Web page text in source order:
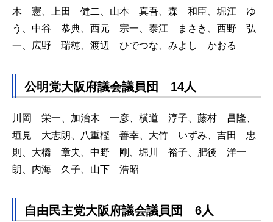
木 憲、上田 健二、山本 真吾、森 和臣、堀江 ゆ
う、中谷 恭典、西元 宗一、泰江 まさき、西野 弘
一、広野 瑞穂、渡辺 ひでつな、みよし かおる
公明党大阪府議会議員団 14人
川岡 栄一、加治木 一彦、横道 淳子、藤村 昌隆、
垣見 大志朗、八重樫 善幸、大竹 いずみ、吉田 忠
則、大橋 章夫、中野 剛、堀川 裕子、肥後 洋一
朗、内海 久子、山下 浩昭
自由民主党大阪府議会議員団 6人